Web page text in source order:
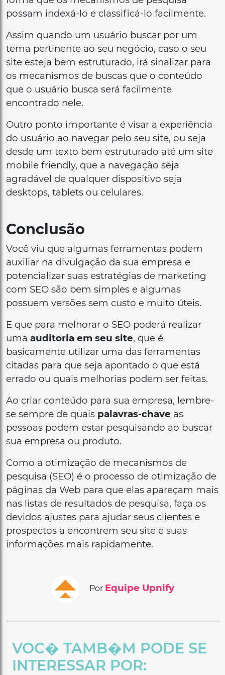
possam indexá-lo e classificá-lo facilmente.
Assim quando um usuário buscar por um
tema pertinente ao seu negócio, caso o seu
site esteja bem estruturado, irá sinalizar para
os mecanismos de buscas que o conteúdo
que o usuário busca será facilmente
encontrado nele.
Outro ponto importante é visar a experiência
do usuário ao navegar pelo seu site, ou seja
desde um texto bem estruturado até um site
mobile friendly, que a navegação seja
agradável de qualquer dispositivo seja
desktops, tablets ou celulares.
Conclusão
Você viu que algumas ferramentas podem
auxiliar na divulgação da sua empresa e
potencializar suas estratégias de marketing
com SEO são bem simples e algumas
possuem versões sem custo e muito úteis.
E que para melhorar o SEO poderá realizar
uma auditoria em seu site, que é
basicamente utilizar uma das ferramentas
citadas para que seja apontado o que está
errado ou quais melhorias podem ser feitas.
Ao criar conteúdo para sua empresa, lembre-
se sempre de quais palavras-chave as
pessoas podem estar pesquisando ao buscar
sua empresa ou produto.
Como a otimização de mecanismos de
pesquisa (SEO) é o processo de otimização de
páginas da Web para que elas apareçam mais
nas listas de resultados de pesquisa, faça os
devidos ajustes para ajudar seus clientes e
prospectos a encontrem seu site e suas
informações mais rapidamente.
Por Equipe Upnify
VOC� TAMB�M PODE SE
INTERESSAR POR: